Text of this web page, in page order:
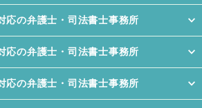
応の弁護士・司法書士事務所
応の弁護士・司法書士事務所
応の弁護士・司法書士事務所